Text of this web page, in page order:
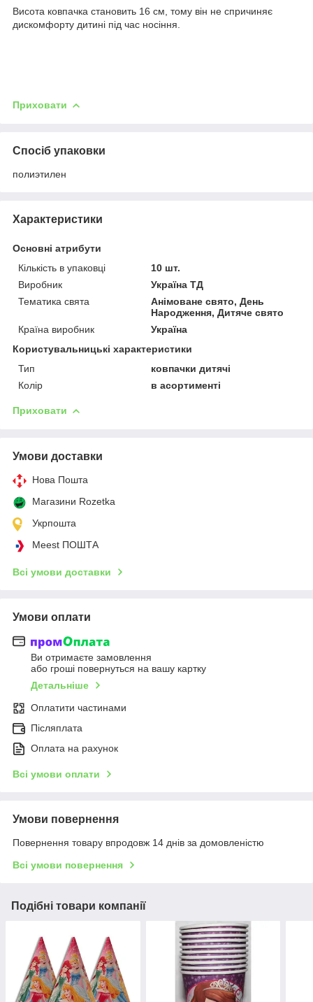
Висота ковпачка становить 16 см, тому він не спричиняє
дискомфорту дитині під час носіння.
Приховати
Спосіб упаковки
полиэтилен
Характеристики
Основні атрибути
Кількість в упаковці
10 шт.
Виробник
Україна ТД
Тематика свята
Анімоване свято, День
Народження, Дитяче свято
Країна виробник
Україна
Користувальницькі характеристики
Тип
ковпачки дитячі
Колір
в асортименті
Приховати
Умови доставки
Нова Пошта
Магазини Rozetka
Укрпошта
Meest ПОШТА
Всі умови доставки
Умови оплати
Ви отримаєте замовлення
або гроші повернуться на вашу картку
Детальніше
Оплатити частинами
Післяплата
Оплата на рахунок
Всі умови оплати
Умови повернення
Повернення товару впродовж 14 днів за домовленістю
Всі умови повернення
Подібні товари компанії